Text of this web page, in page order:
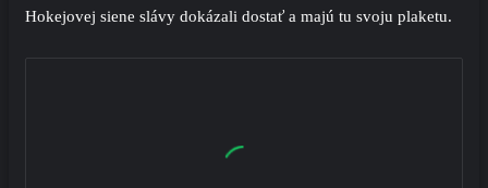
Hokejovej siene slávy dokázali dostať a majú tu svoju plaketu.